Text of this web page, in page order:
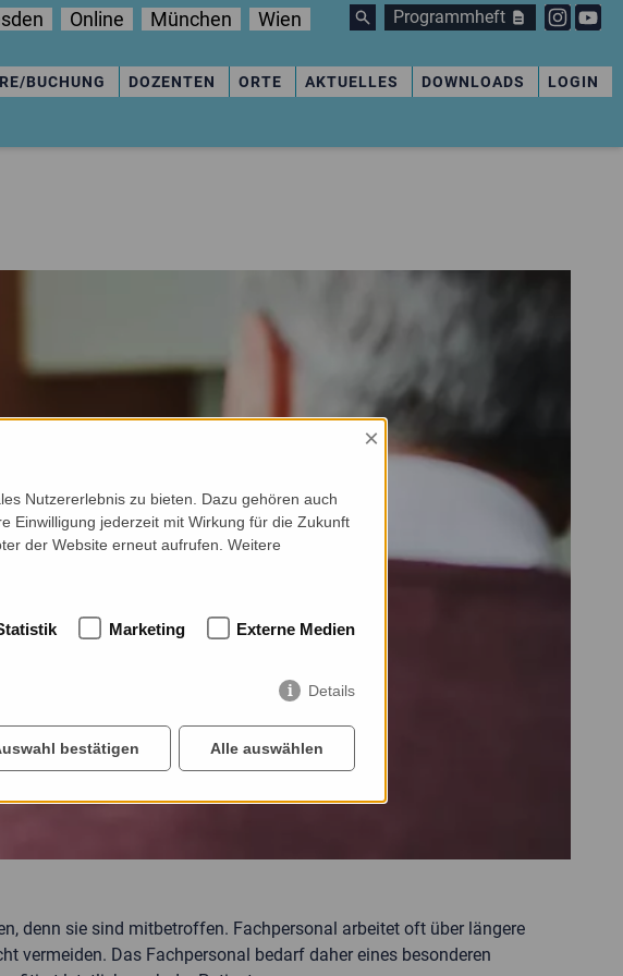
BUCHUNG DOZENTEN ORTE AKTUELLES DOWNLOADS LOGIN
Online München Wien Programmheft
denn sie sind mitbetroffen. Fachpersonal arbeitet oft über längere
vermeiden. Das Fachpersonal bedarf daher eines besonderen
×
Nutzererlebnis zu bieten. Dazu gehören auch
Einwilligung jederzeit mit Wirkung für die Zukunft
der Website erneut aufrufen. Weitere
Marketing Externe Medien
Details
bestätigen Alle auswählen